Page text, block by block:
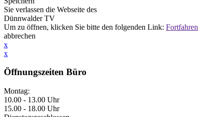
Sie verlassen die Webseite des
Dünnwalder TV
Um zu öffnen, klicken Sie bitte den folgenden Link: Fortfahren
abbrechen
x
x
Öffnungszeiten Büro
Montag:
10.00 - 13.00 Uhr
15.00 - 18.00 Uhr